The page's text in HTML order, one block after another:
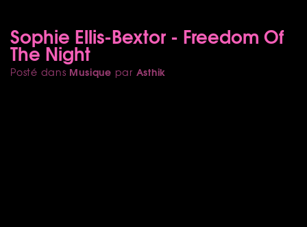
Sophie Ellis-Bextor - Freedom Of
The Night
Posté dans Musique par Asthik